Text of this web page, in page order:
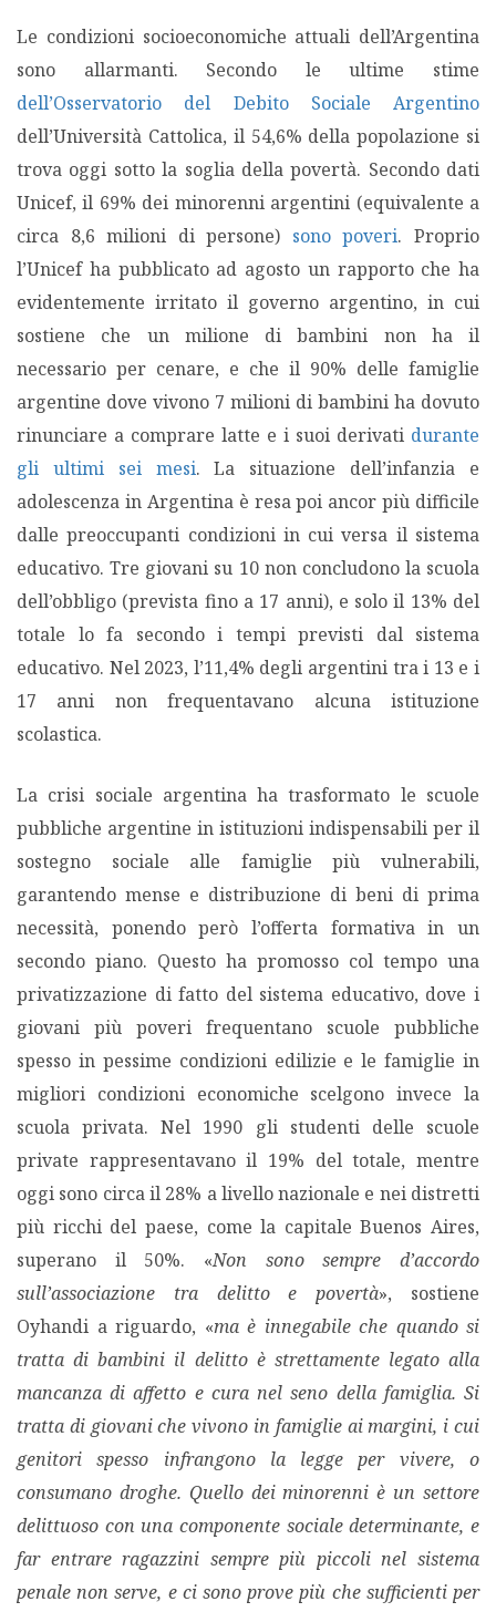
Le condizioni socioeconomiche attuali dell’Argentina
sono allarmanti. Secondo le ultime stime
dell’Osservatorio del Debito Sociale Argentino
dell’Università Cattolica, il 54,6% della popolazione si
trova oggi sotto la soglia della povertà. Secondo dati
Unicef, il 69% dei minorenni argentini (equivalente a
circa 8,6 milioni di persone) sono poveri. Proprio
l’Unicef ha pubblicato ad agosto un rapporto che ha
evidentemente irritato il governo argentino, in cui
sostiene che un milione di bambini non ha il
necessario per cenare, e che il 90% delle famiglie
argentine dove vivono 7 milioni di bambini ha dovuto
rinunciare a comprare latte e i suoi derivati durante
gli ultimi sei mesi. La situazione dell’infanzia e
adolescenza in Argentina è resa poi ancor più difficile
dalle preoccupanti condizioni in cui versa il sistema
educativo. Tre giovani su 10 non concludono la scuola
dell’obbligo (prevista fino a 17 anni), e solo il 13% del
totale lo fa secondo i tempi previsti dal sistema
educativo. Nel 2023, l’11,4% degli argentini tra i 13 e i
17 anni non frequentavano alcuna istituzione
scolastica.
La crisi sociale argentina ha trasformato le scuole
pubbliche argentine in istituzioni indispensabili per il
sostegno sociale alle famiglie più vulnerabili,
garantendo mense e distribuzione di beni di prima
necessità, ponendo però l’offerta formativa in un
secondo piano. Questo ha promosso col tempo una
privatizzazione di fatto del sistema educativo, dove i
giovani più poveri frequentano scuole pubbliche
spesso in pessime condizioni edilizie e le famiglie in
migliori condizioni economiche scelgono invece la
scuola privata. Nel 1990 gli studenti delle scuole
private rappresentavano il 19% del totale, mentre
oggi sono circa il 28% a livello nazionale e nei distretti
più ricchi del paese, come la capitale Buenos Aires,
superano il 50%. «Non sono sempre d’accordo
sull’associazione tra delitto e povertà», sostiene
Oyhandi a riguardo, «ma è innegabile che quando si
tratta di bambini il delitto è strettamente legato alla
mancanza di affetto e cura nel seno della famiglia. Si
tratta di giovani che vivono in famiglie ai margini, i cui
genitori spesso infrangono la legge per vivere, o
consumano droghe. Quello dei minorenni è un settore
delittuoso con una componente sociale determinante, e
far entrare ragazzini sempre più piccoli nel sistema
penale non serve, e ci sono prove più che sufficienti per